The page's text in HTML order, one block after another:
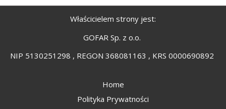
Właścicielem strony jest:
GOFAR Sp. z o.o.
NIP 5130251298 , REGON 368081163 , KRS 0000690892
Home
Polityka Prywatności